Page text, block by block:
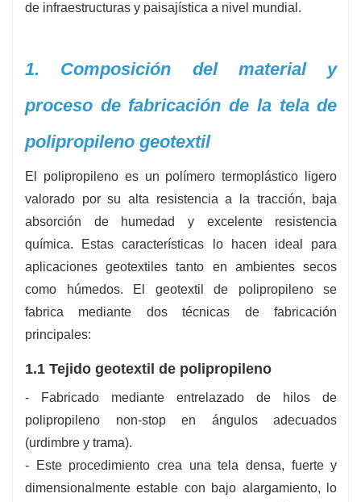
de infraestructuras y paisajística a nivel mundial.
1. Composición del material y
proceso de fabricación de la tela de
polipropileno geotextil
El polipropileno es un polímero termoplástico ligero
valorado por su alta resistencia a la tracción, baja
absorción de humedad y excelente resistencia
química. Estas características lo hacen ideal para
aplicaciones geotextiles tanto en ambientes secos
como húmedos. El geotextil de polipropileno se
fabrica mediante dos técnicas de fabricación
principales:
1.1 Tejido geotextil de polipropileno
- Fabricado mediante entrelazado de hilos de
polipropileno non-stop en ángulos adecuados
(urdimbre y trama).
- Este procedimiento crea una tela densa, fuerte y
dimensionalmente estable con bajo alargamiento, lo